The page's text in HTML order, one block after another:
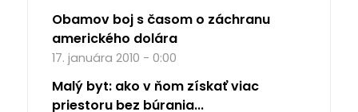
Obamov boj s časom o záchranu
amerického dolára
17. januára 2010 - 0:00
Malý byt: ako v ňom získať viac
priestoru bez búrania...